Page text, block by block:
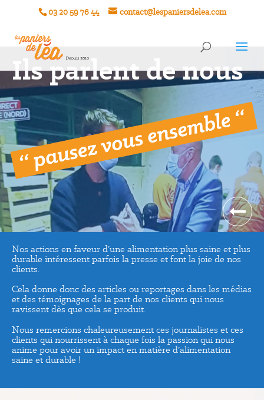
03 20 59 76 44 contact@lespaniersdelea.com
Ils parlent de nous
Nos actions en faveur d’une alimentation plus saine et plus
durable intéressent parfois la presse et font la joie de nos
clients.
Cela donne donc des articles ou reportages dans les médias
et des témoignages de la part de nos clients qui nous
ravissent dès que cela se produit.
Nous remercions chaleureusement ces journalistes et ces
clients qui nourrissent à chaque fois la passion qui nous
anime pour avoir un impact en matière d’alimentation
saine et durable !